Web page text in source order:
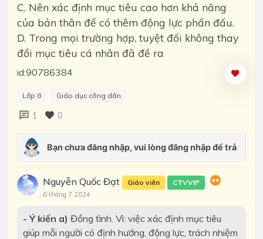
C. Nên xác định mục tiêu cao hơn khả năng
của bản thân để có thêm động lực phấn đấu.
D. Trong mọi trường hợp, tuyệt đối không thay
đổi mục tiêu cá nhân đã đề ra
id:90786384
Lớp 8 Giáo dục công dân
1 0
Nguyễn Quốc Đạt Giáo viên CTVVIP
6 tháng 7 2024
- Ý kiến a) Đồng tình. Vì: việc xác định mục tiêu
giúp mỗi người có định hướng, động lực, trách nhiệm